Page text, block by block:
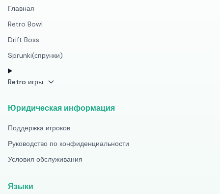
Главная
Retro Bowl
Drift Boss
Sprunki(спрунки)
Retro игры
Юридическая информация
Поддержка игроков
Руководство по конфиденциальности
Условия обслуживания
Языки